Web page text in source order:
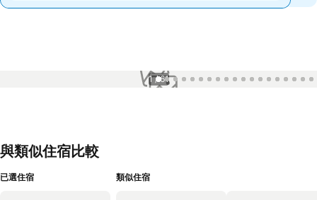
1 / 61
與類似住宿比較
已選住宿 類似住宿